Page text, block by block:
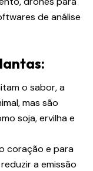
de análise
o sabor, a
mas são
soja, ervilha e
coração e para
a emissão